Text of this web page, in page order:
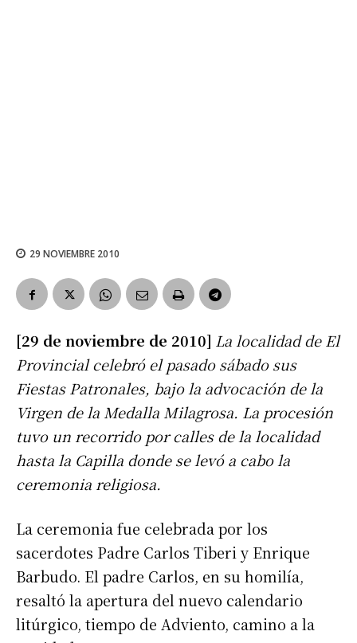
29 NOVIEMBRE 2010
[29 de noviembre de 2010] La localidad de El
Provincial celebró el pasado sábado sus
Fiestas Patronales, bajo la advocación de la
Virgen de la Medalla Milagrosa. La procesión
tuvo un recorrido por calles de la localidad
hasta la Capilla donde se levó a cabo la
ceremonia religiosa.
La ceremonia fue celebrada por los
sacerdotes Padre Carlos Tiberi y Enrique
Barbudo. El padre Carlos, en su homilía,
resaltó la apertura del nuevo calendario
litúrgico, tiempo de Adviento, camino a la